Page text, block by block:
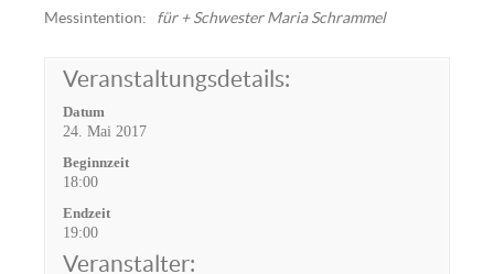
Messintention: für + Schwester Maria Schrammel
Veranstaltungsdetails:
Datum
24. Mai 2017
Beginnzeit
18:00
Endzeit
19:00
Veranstalter: